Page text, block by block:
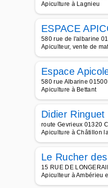
Apiculture à Lagnieu
ESPACE
580 rue de l'albarine
Apiculteur, vente de
Espace
580 rue Albarine
Apiculture à Bettant
Didier Ringuet
route Gevrieux 01320
Apiculture à Châtillon
Le Rucher
15 RUE DE
Apiculteur à Ambérieu